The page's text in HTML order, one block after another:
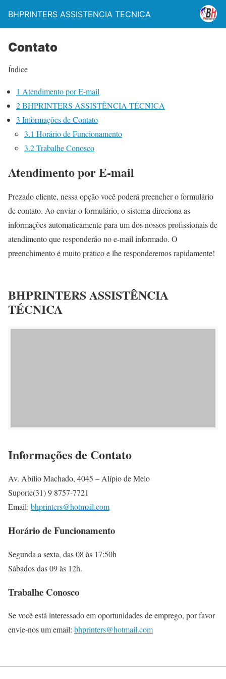
BHPRINTERS ASSISTENCIA TECNICA
Contato
Índice
1 Atendimento por E-mail
2BHPRINTERS ASSISTÊNCIA TÉCNICA
3 Informações de Contato
3.1 Horário de Funcionamento
3.2Trabalhe Conosco
Atendimento por E-mail
Prezado cliente, nessa opção você poderá preencher o formulário
de contato. Ao enviar o formulário, o sistema direciona as
informações automaticamente para um dos nossos profissionais de
atendimento que responderão no e-mail informado. O
preenchimento é muito prático e lhe responderemos rapidamente!
BHPRINTERS ASSISTÊNCIA
TÉCNICA
Informações de Contato
Av. Abílio Machado, 4045 – Alípio de Melo
Suporte(31) 9 8757-7721
Email: bhprinters@hotmail.com
Horário de Funcionamento
Segunda a sexta, das 08 às 17:50h
Sábados das 09 às 12h.
Trabalhe Conosco
Se você está interessado em oportunidades de emprego, por favor
envie-nos um email: bhprinters@hotmail.com